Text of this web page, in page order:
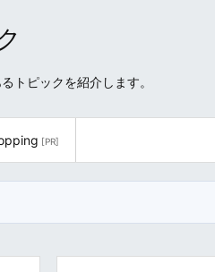
トピックを紹介します。
[PR]